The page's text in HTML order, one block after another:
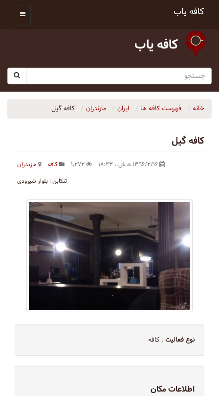
کافه یاب
کافه یاب
خانه فهرست کافه ها ایران مازندران كافه گيل
كافه گيل
کافه
مازندران
تنکابن | بلوار شیرودی
نوع فعالیت : کافه
اطلاعات مکان